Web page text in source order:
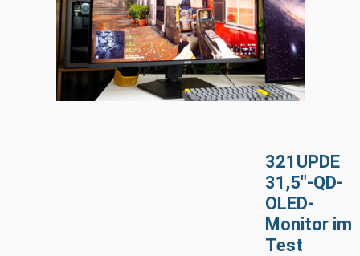
321UPDE
31,5"-QD-
OLED-
Monitor im
Test